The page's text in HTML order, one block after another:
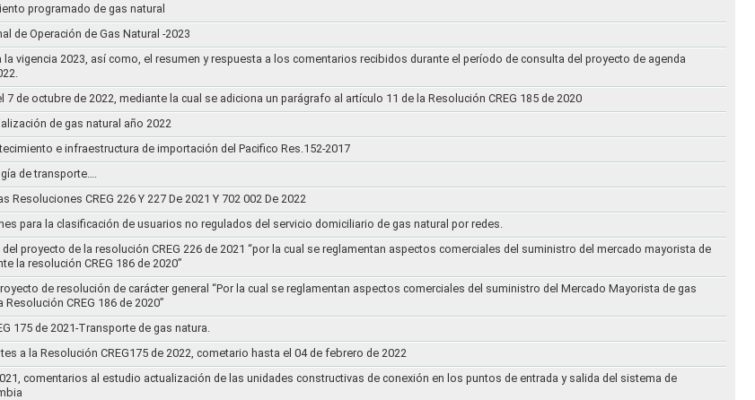
programado de gas natural
de Operación de Gas Natural -2023
la vigencia 2023, así como, el resumen y respuesta a los comentarios recibidos durante el período de consulta del proyecto de agenda
7 de octubre de 2022, mediante la cual se adiciona un parágrafo al artículo 11 de la Resolución CREG 185 de 2020
de gas natural año 2022
e infraestructura de importación del Pacifico Res.152-2017
de transporte….
Resoluciones CREG 226 Y 227 De 2021 Y 702 002 De 2022
para la clasificación de usuarios no regulados del servicio domiciliario de gas natural por redes.
proyecto de la resolución CREG 226 de 2021 “por la cual se reglamentan aspectos comerciales del suministro del mercado mayorista de
la resolución CREG 186 de 2020”
de resolución de carácter general “Por la cual se reglamentan aspectos comerciales del suministro del Mercado Mayorista de gas
CREG 186 de 2020”
175 de 2021-Transporte de gas natura.
a la Resolución CREG175 de 2022, cometario hasta el 04 de febrero de 2022
comentarios al estudio actualización de las unidades constructivas de conexión en los puntos de entrada y salida del sistema de